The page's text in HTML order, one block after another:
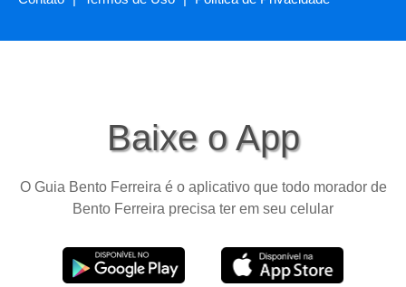
Baixe o App
O Guia Bento Ferreira é o aplicativo que todo morador de
Bento Ferreira precisa ter em seu celular